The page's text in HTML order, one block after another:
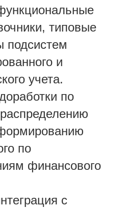
типовые
подсистем
и
учета.
по
по
финансового
с